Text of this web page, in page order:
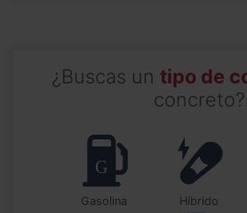
¿Buscas un tipo de
concreto?
Gasolina Híbrido